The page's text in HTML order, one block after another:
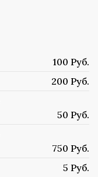
100 Руб.
200 Руб.
50 Руб.
750 Руб.
5 Руб.